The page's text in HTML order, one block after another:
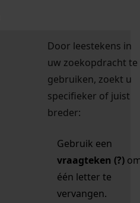
Door leestekens in
uw zoekopdracht te
gebruiken, zoekt u
specifieker of juist
breder:
Gebruik een
vraagteken (?)
één letter te
vervangen.